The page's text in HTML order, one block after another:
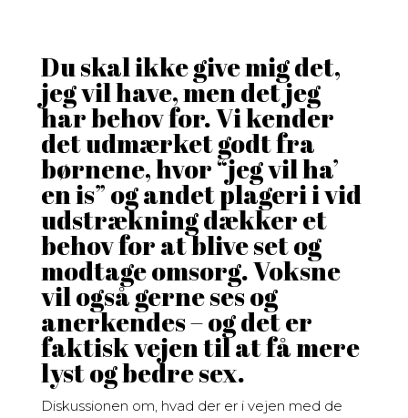
Du skal ikke give mig det,
jeg vil have, men det jeg
har behov for. Vi kender
det udmærket godt fra
børnene, hvor “jeg vil ha’
en is” og andet plageri i vid
udstrækning dækker et
behov for at blive set og
modtage omsorg. Voksne
vil også gerne ses og
anerkendes – og det er
faktisk vejen til at få mere
lyst og bedre sex.
Diskussionen om, hvad der er i vejen med de